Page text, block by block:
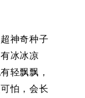
神奇种子
冰冰凉
轻飘飘，
怕，会长